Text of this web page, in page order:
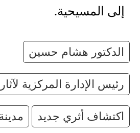
إلى المسيحية.
الدكتور هشام حسين
رئيس الإدارة المركزية
اكتشاف أثري جديد